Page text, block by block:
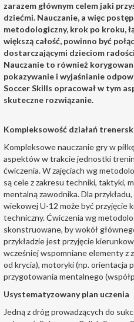
zarazem głównym celem jaki
dziećmi. Nauczanie, a więc
metodologiczny, krok po kroku,
większą całość, powinno być
dostarczającymi dzieciom
Nauczanie to również
pokazywanie i wyjaśnianie
Soccer Skills opracował w tym
skuteczne rozwiązanie.
Kompleksowość działań
Kompleksowe nauczanie gry w
aspektów w trakcie jednostki
ćwiczenia. W zajęciach wg
są cele z zakresu techniki, taktyki,
mentalną zawodnika. Dla
wiekowej U-12 może być przyjęcie
techniczny. Ćwiczenia wg
skonstruowane, by wokół
przykładzie jest przyjęcie
wcześniej wspomniane elementy z
od krycia), motoryki (np. orientacja
przygotowania mentalnego
Usystematyzowany plan uczenia
Jedną z dróg prowadzących do